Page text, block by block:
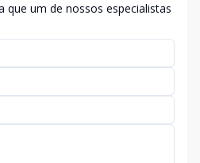
que um de nossos especialistas